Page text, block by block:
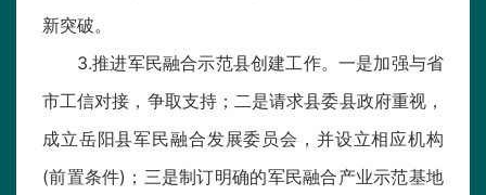
新突破。
3.推进军民融合示范县创建工作。一是加强与省
市工信对接，争取支持；二是请求县委县政府重视，
成立岳阳县军民融合发展委员会，并设立相应机构
(前置条件)；三是制订明确的军民融合产业示范基地